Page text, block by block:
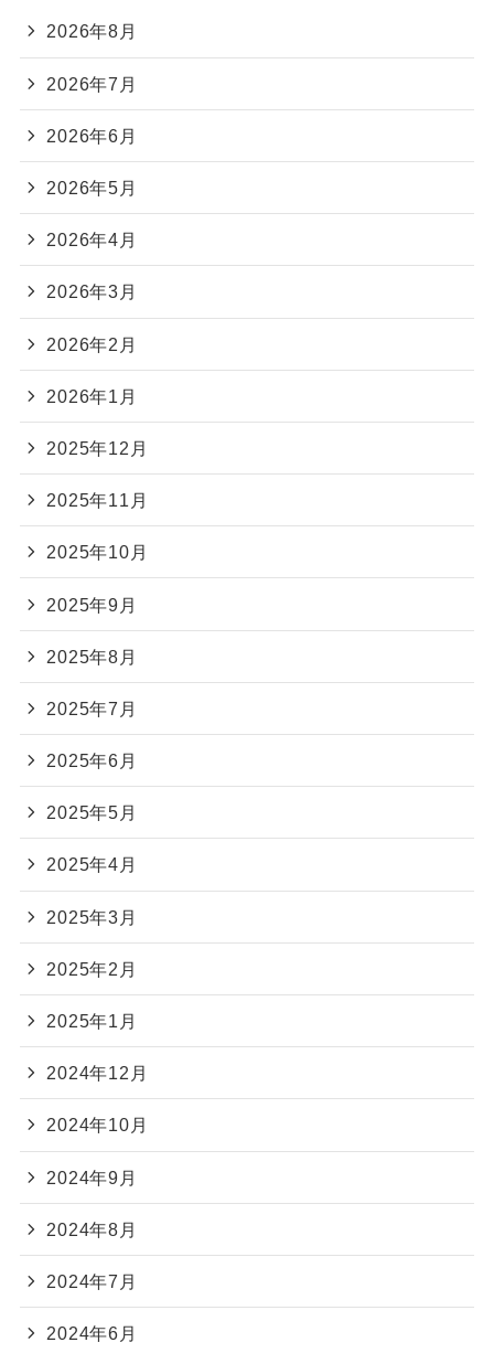
2026年8月
2026年7月
2026年6月
2026年5月
2026年4月
2026年3月
2026年2月
2026年1月
2025年12月
2025年11月
2025年10月
2025年9月
2025年8月
2025年7月
2025年6月
2025年5月
2025年4月
2025年3月
2025年2月
2025年1月
2024年12月
2024年10月
2024年9月
2024年8月
2024年7月
2024年6月